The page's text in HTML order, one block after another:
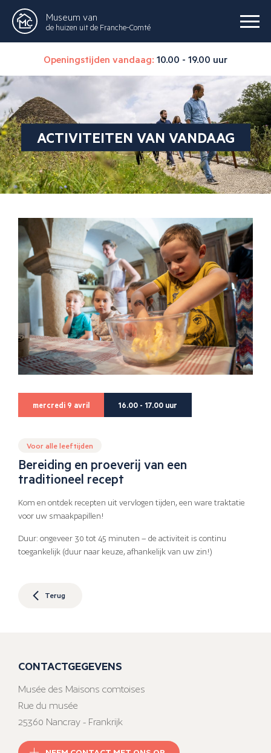
Museum van
de huizen uit de Franche-Comté
Openingstijden vandaag: 10.00 - 19.00 uur
ACTIVITEITEN VAN VANDAAG
mercredi 9 avril 16.00 - 17.00 uur
Voor alle leeftijden
Bereiding en proeverij van een
traditioneel recept
Kom en ontdek recepten uit vervlogen tijden, een ware traktatie
voor uw smaakpapillen!
Duur: ongeveer 30 tot 45 minuten – de activiteit is continu
toegankelijk (duur naar keuze, afhankelijk van uw zin!)
Terug
CONTACTGEGEVENS
Musée des Maisons comtoises
Rue du musée
25360 Nancray - Frankrijk